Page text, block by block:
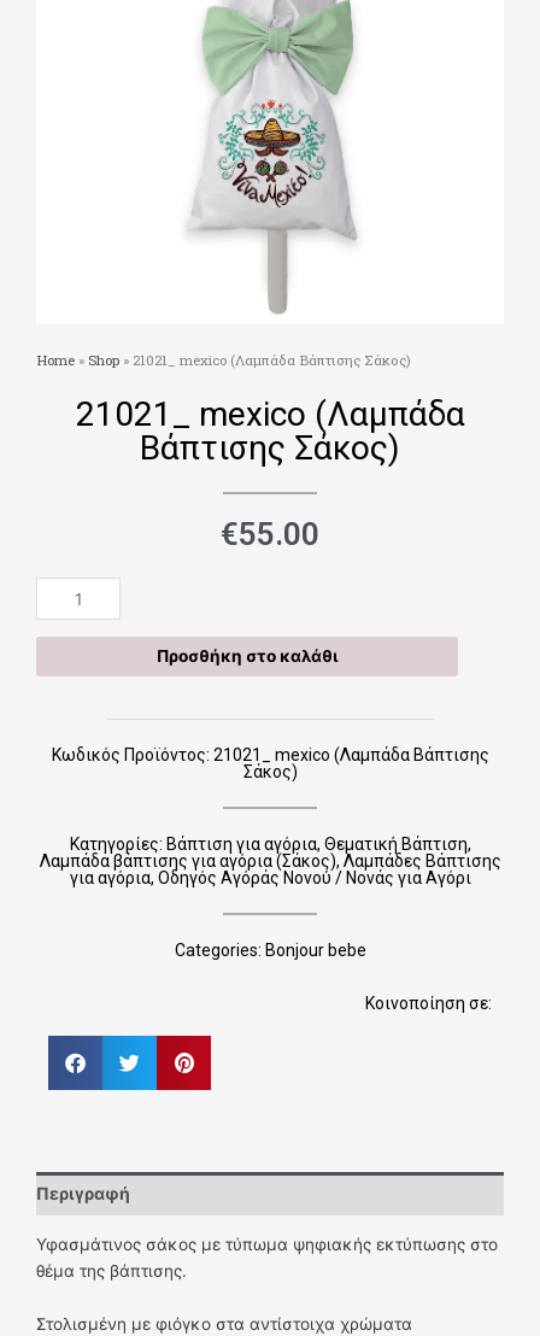
Home » Shop » 21021_ mexico (Λαμπάδα Βάπτισης Σάκος)
21021_ mexico (Λαμπάδα
Βάπτισης Σάκος)
€55.00
21021_
mexico
(Λαμπάδα
ποσότητα
Προσθήκη στο καλάθι
Κωδικός Προϊόντος: 21021_ mexico (Λαμπάδα Βάπτισης
Σάκος)
Κατηγορίες: Βάπτιση για αγόρια, Θεματική Βάπτιση,
Λαμπάδα βάπτισης για αγόρια (Σάκος), Λαμπάδες Βάπτισης
για αγόρια, Οδηγός Αγόράς Νονού / Νονάς για Αγόρι
Categories: Bonjour bebe
Κοινοποίηση σε:
Περιγραφή
Υφασμάτινος σάκος με τύπωμα ψηφιακής εκτύπωσης στο
θέμα της βάπτισης.
Στολισμένη με φιόγκο στα αντίστοιχα χρώματα